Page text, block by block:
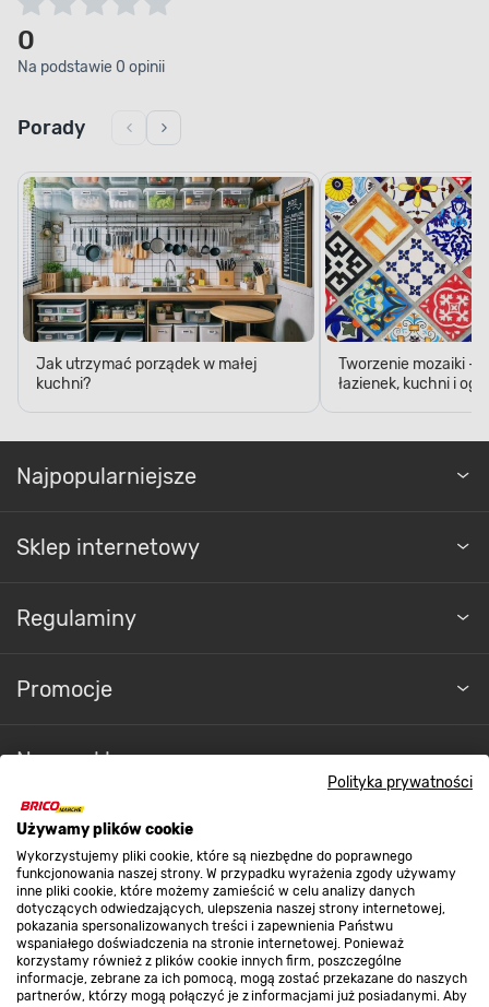
Polityka prywatności
Używamy plików cookie
Wykorzystujemy pliki cookie, które są niezbędne do poprawnego
funkcjonowania naszej strony. W przypadku wyrażenia zgody używamy
inne pliki cookie, które możemy zamieścić w celu analizy danych
dotyczących odwiedzających, ulepszenia naszej strony internetowej,
pokazania spersonalizowanych treści i zapewnienia Państwu
wspaniałego doświadczenia na stronie internetowej. Ponieważ
korzystamy również z plików cookie innych firm, poszczególne
informacje, zebrane za ich pomocą, mogą zostać przekazane do naszych
partnerów, którzy mogą połączyć je z informacjami już posiadanymi. Aby
0
Na podstawie 0 opinii
Porady
Jak utrzymać porządek w małej
kuchni?
Tworzenie mozaiki -
łazienek, kuchni i
Najpopularniejsze
Sklep internetowy
Regulaminy
Promocje
Nasze sklepy
O nas
Kontakt do sklepu
Strefa biznesu